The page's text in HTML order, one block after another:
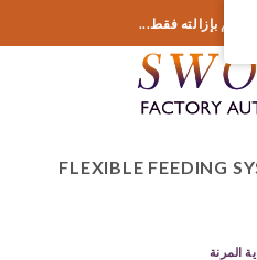
قم بإزالته فقط...
FLEXIBLE FEEDING
المرنة